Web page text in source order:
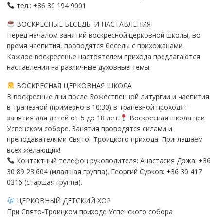
тел.: +36 30 194 9001
ВОСКРЕСНЫЕ БЕСЕДЫ И НАСТАВЛЕНИЯ
Перед началом занятий воскресной церковной школы, во
время чаепития, проводятся беседы с прихожанами.
Каждое воскресенье настоятелем прихода предлагаются
наставления на различные духовные темы.
ВОСКРЕСНАЯ ЦЕРКОВНАЯ ШКОЛА
В воскресные дни после Божественной литургии и чаепития
в трапезной (примерно в 10:30) в трапезной проходят
занятия для детей от 5 до 18 лет.
Воскресная школа при
Успенском соборе. Занятия проводятся силами и
преподавателями Свято- Троицкого прихода. Приглашаем
всех желающих!
Контактный телефон руководителя: Анастасия Дожа: +36
30 89 23 604 (младшая группа). Георгий Сурков: +36 30 417
0316 (старшая группа).
ЦЕРКОВНЫЙ ДЕТСКИЙ ХОР
При Свято-Троицком приходе Успенского собора